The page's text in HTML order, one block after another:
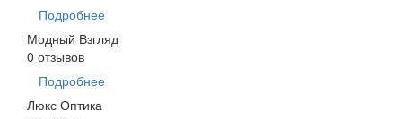
Подробнее
Модный Взгляд
0 отзывов
Подробнее
Люкс Оптика